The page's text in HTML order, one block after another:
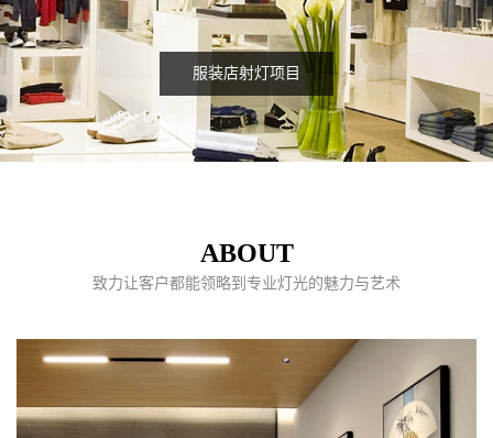
服装店射灯项目
ABOUT
致力让客户都能领略到专业灯光的魅力与艺术